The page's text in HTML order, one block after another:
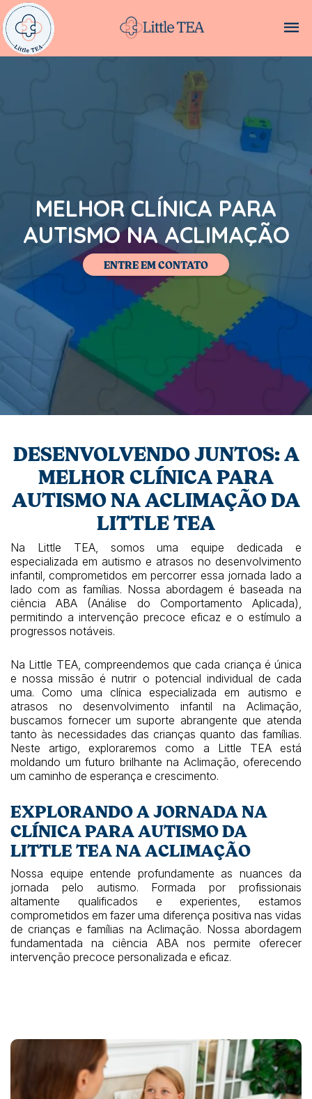
MELHOR CLÍNICA PARA
AUTISMO NA ACLIMAÇÃO
ENTRE EM CONTATO
DESENVOLVENDO JUNTOS: A
MELHOR CLÍNICA PARA
AUTISMO NA ACLIMAÇÃO DA
LITTLE TEA
Na Little TEA, somos uma equipe dedicada e
especializada em autismo e atrasos no desenvolvimento
infantil, comprometidos em percorrer essa jornada lado a
lado com as famílias. Nossa abordagem é baseada na
ciência ABA (Análise do Comportamento Aplicada),
permitindo a intervenção precoce eficaz e o estímulo a
progressos notáveis.
Na Little TEA, compreendemos que cada criança é única
e nossa missão é nutrir o potencial individual de cada
uma. Como uma clínica especializada em autismo e
atrasos no desenvolvimento infantil na Aclimação,
buscamos fornecer um suporte abrangente que atenda
tanto às necessidades das crianças quanto das famílias.
Neste artigo, exploraremos como a Little TEA está
moldando um futuro brilhante na Aclimação, oferecendo
um caminho de esperança e crescimento.
EXPLORANDO A JORNADA NA
CLÍNICA PARA AUTISMO DA
LITTLE TEA NA ACLIMAÇÃO
Nossa equipe entende profundamente as nuances da
jornada pelo autismo. Formada por profissionais
altamente qualificados e experientes, estamos
comprometidos em fazer uma diferença positiva nas vidas
de crianças e famílias na Aclimação. Nossa abordagem
fundamentada na ciência ABA nos permite oferecer
intervenção precoce personalizada e eficaz.